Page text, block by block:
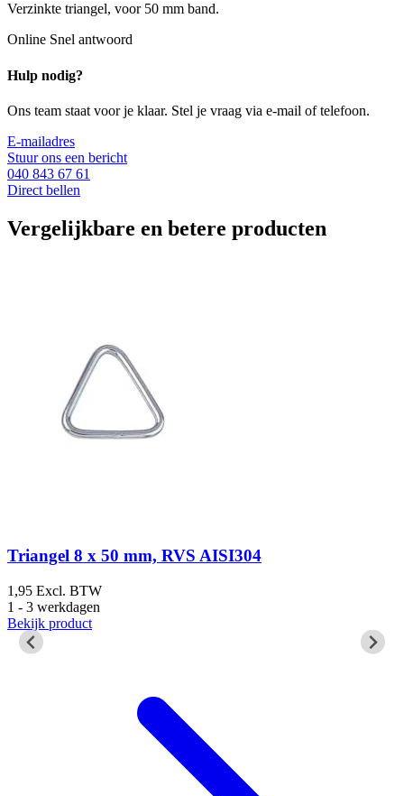
Verzinkte triangel, voor 50 mm band.
Online Snel antwoord
Hulp nodig?
Ons team staat voor je klaar. Stel je vraag via e-mail of telefoon.
E-mailadres
Stuur ons een bericht
040 843 67 61
Direct bellen
Vergelijkbare en betere producten
Triangel 8 x 50 mm, RVS AISI304
1,95 Excl. BTW
1 - 3 werkdagen
Bekijk product